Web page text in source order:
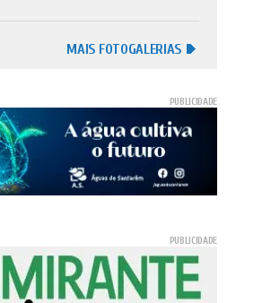
MAIS FOTOGALERIAS